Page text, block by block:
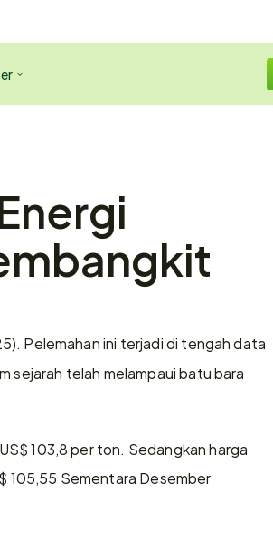
Pelemahan ini terjadi di tengah data
sejarah telah melampaui batu bara
103,8 per ton. Sedangkan harga
105,55 Sementara Desember